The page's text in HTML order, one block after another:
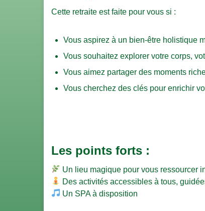
Cette retraite est faite pour vous si :
Vous aspirez à un bien-être holistique
Vous souhaitez explorer votre corps,
Vous aimez partager des moments
Vous cherchez des clés pour enrichir
Les points forts :
Un lieu magique pour vous ressourcer
Des activités accessibles à tous,
Un SPA à disposition